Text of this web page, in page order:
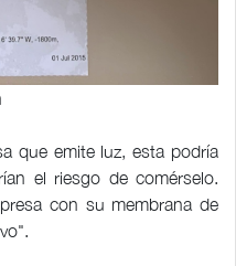
que emite luz, esta podría
el riesgo de comérselo.
con su membrana de